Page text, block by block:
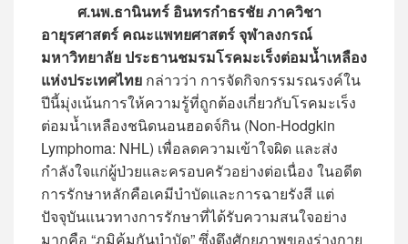
ศ.นพ.ธานินทร์ อินทรกำธรชัย ภาควิชา
อายุรศาสตร์ คณะแพทยศาสตร์ จุฬาลงกรณ์
มหาวิทยาลัย ประธานชมรมโรคมะเร็งต่อมน้ำเหลือง
แห่งประเทศไทย กล่าวว่า การจัดกิจกรรมรณรงค์ใน
ปีนี้มุ่งเน้นการให้ความรู้ที่ถูกต้องเกี่ยวกับโรคมะเร็ง
ต่อมน้ำเหลืองชนิดนอนฮอดจ์กิน (Non-Hodgkin
Lymphoma: NHL) เพื่อลดความเข้าใจผิด และส่ง
กำลังใจแก่ผู้ป่วยและครอบครัวอย่างต่อเนื่อง ในอดีต
การรักษาหลักคือเคมีบำบัดและการฉายรังสี แต่
ปัจจุบันแนวทางการรักษาที่ได้รับความสนใจอย่าง
มากคือ “ภูมิคุ้มกันบำบัด” ซึ่งดึงศักยภาพของร่างกาย